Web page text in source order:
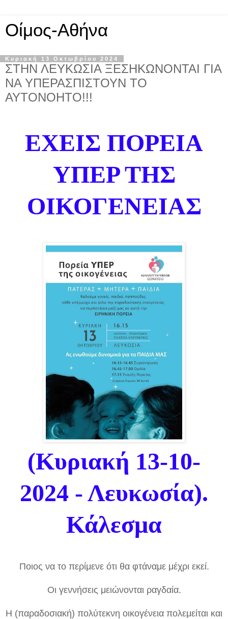
Οίμος-Αθήνα
Κυριακή 13 Οκτωβρίου 2024
ΣΤΗΝ ΛΕΥΚΩΣΙΑ ΞΕΣΗΚΩΝΟΝΤΑΙ ΓΙΑ
ΝΑ ΥΠΕΡΑΣΠΙΣΤΟΥΝ ΤΟ
ΑΥΤΟΝΟΗΤΟ!!!
ΕΧΕΙΣ ΠΟΡΕΙΑ
ΥΠΕΡ ΤΗΣ
ΟΙΚΟΓΕΝΕΙΑΣ
(Κυριακή 13-10-
2024 - Λευκωσία).
Κάλεσμα
Ποιος να το περίμενε ότι θα φτάναμε μέχρι εκεί.
Οι γεννήσεις μειώνονται ραγδαία.
Η (παραδοσιακή) πολύτεκνη οικογένεια πολεμείται και